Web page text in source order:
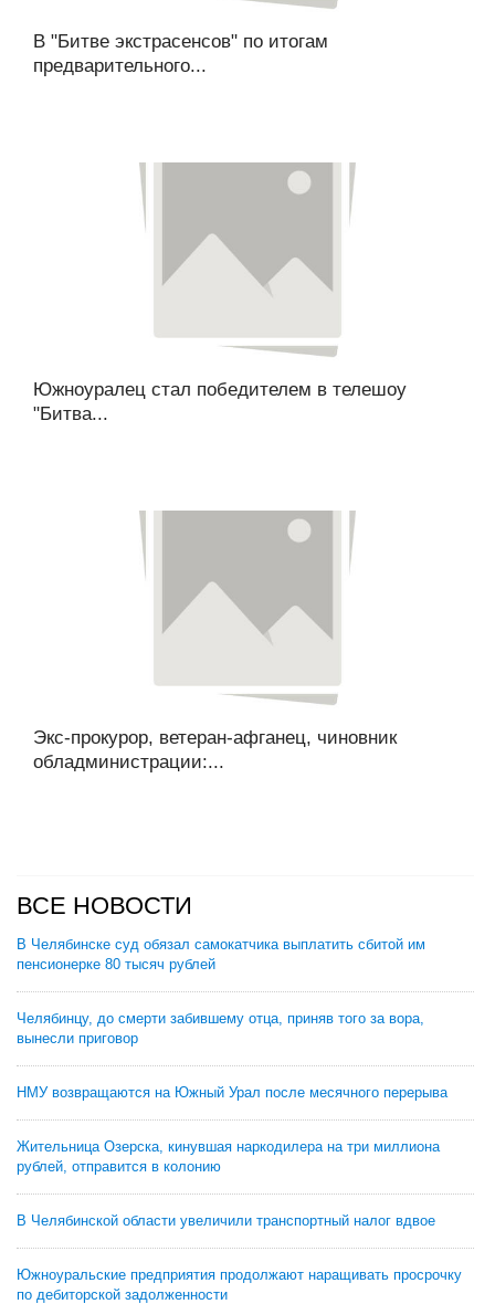
В "Битве экстрасенсов" по итогам
предварительного...
Южноуралец стал победителем в телешоу
"Битва...
Экс-прокурор, ветеран-афганец, чиновник
обладминистрации:...
ВСЕ НОВОСТИ
В Челябинске суд обязал самокатчика выплатить сбитой им
пенсионерке 80 тысяч рублей
Челябинцу, до смерти забившему отца, приняв того за вора,
вынесли приговор
НМУ возвращаются на Южный Урал после месячного перерыва
Жительница Озерска, кинувшая наркодилера на три миллиона
рублей, отправится в колонию
В Челябинской области увеличили транспортный налог вдвое
Южноуральские предприятия продолжают наращивать просрочку
по дебиторской задолженности